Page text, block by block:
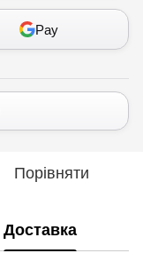
Pay
Порівняти
Доставка